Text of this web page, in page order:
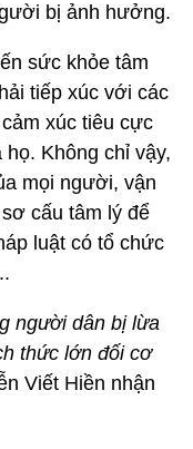
bị ảnh hưởng.
sức khỏe tâm
tiếp xúc với các
xúc tiêu cực
Không chỉ vậy,
mọi người, vận
cấu tâm lý để
luật có tổ chức
người dân bị lừa
thức lớn đối cơ
Viết Hiền nhận